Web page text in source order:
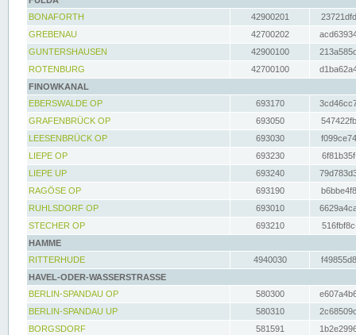
BONAFORTH
42900201
GREBENAU
42700202
GUNTERSHAUSEN
42900100
ROTENBURG
42700100
FINOWKANAL
EBERSWALDE OP
693170
GRAFENBRÜCK OP
693050
LEESENBRÜCK OP
693030
LIEPE OP
693230
LIEPE UP
693240
RAGÖSE OP
693190
RUHLSDORF OP
693010
STECHER OP
693210
HAMME
RITTERHUDE
4940030
HAVEL-ODER-WASSERSTRASSE
BERLIN-SPANDAU OP
580300
BERLIN-SPANDAU UP
580310
BORGSDORF
581591